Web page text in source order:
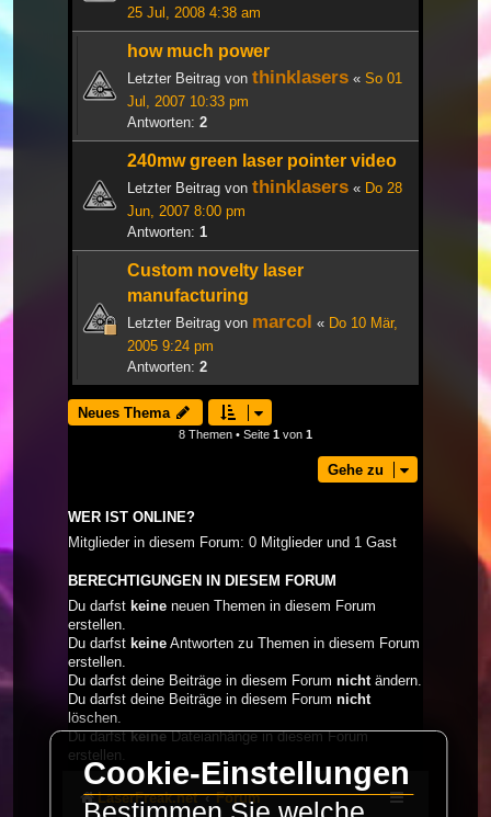
25 Jul, 2008 4:38 am
how much power
Letzter Beitrag von thinklasers « So 01
Jul, 2007 10:33 pm
Antworten: 2
240mw green laser pointer video
Letzter Beitrag von thinklasers « Do 28
Jun, 2007 8:00 pm
Antworten: 1
Custom novelty laser
manufacturing
Letzter Beitrag von marcol « Do 10 Mär,
2005 9:24 pm
Antworten: 2
Neues Thema
8 Themen • Seite 1 von 1
Gehe zu
WER IST ONLINE?
Mitglieder in diesem Forum: 0 Mitglieder und 1 Gast
BERECHTIGUNGEN IN DIESEM FORUM
Du darfst keine neuen Themen in diesem Forum
erstellen.
Du darfst keine Antworten zu Themen in diesem Forum
erstellen.
Du darfst deine Beiträge in diesem Forum nicht ändern.
Du darfst deine Beiträge in diesem Forum nicht
löschen.
Du darfstkeineDateianhänge in diesem Forum
erstellen.
LaserFreak.net Forum
Cookie-Einstellungen